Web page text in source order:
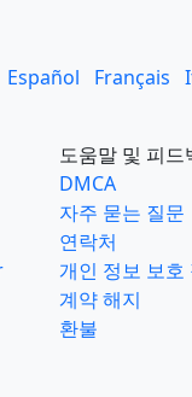
Español Français
도움말 및 피드
DMCA
자주 묻는 질문
연락처
개인 정보 보호
계약 해지
환불